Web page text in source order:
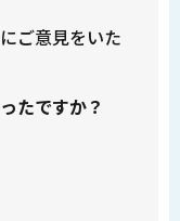
ご意見をいた
たですか？